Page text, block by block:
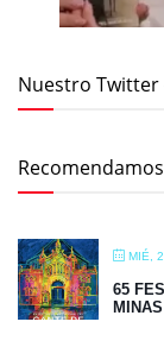
Nuestro Twitter
Recomendamos
MIÉ,
65